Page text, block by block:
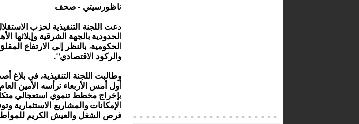
ناظورسيتي - صحف
دعت اللجنة التنفيذية لحزب
الحدودية بالجهة الشرقية وإيلائها
الحكومية، بالنظر إلى الارتفاع
والركود الاقتصادي".
وطالبت اللجنة التنفيذية، في بلاغ
أول أمس الأربعاء ترأسه الأمين
بإخراج مخطط تنموي استعجالي
الإمكانات والمشاريع الاستثمارية
فرص الشغل والعيش الكريم